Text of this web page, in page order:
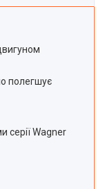
полегшує
серії Wagner